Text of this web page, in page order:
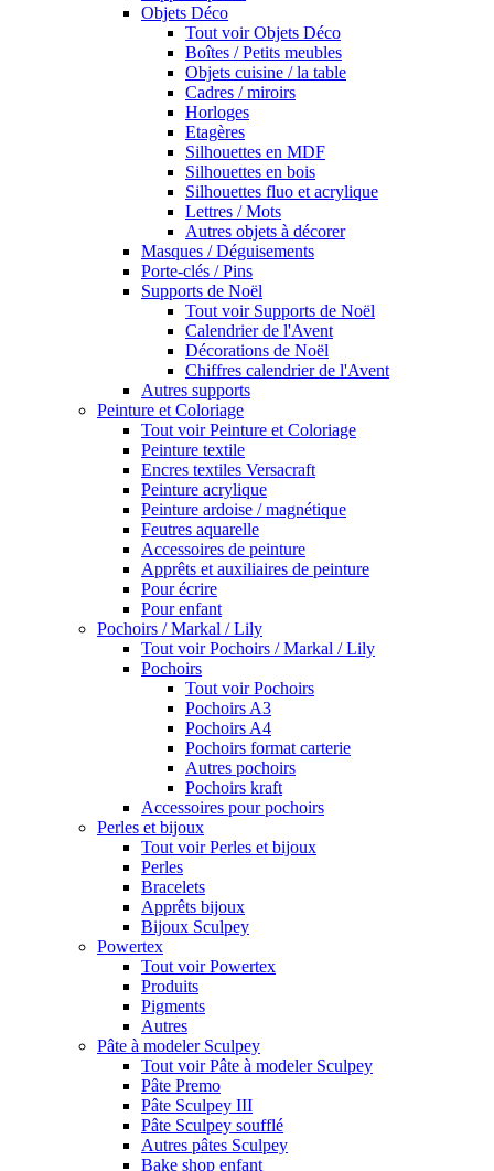
Objets Déco
Tout voir Objets Déco
Boîtes / Petits meubles
Objets cuisine / la table
Cadres / miroirs
Horloges
Etagères
Silhouettes en MDF
Silhouettes en bois
Silhouettes fluo et acrylique
Lettres / Mots
Autres objets à décorer
Masques / Déguisements
Porte-clés / Pins
Supports de Noël
Tout voir Supports de Noël
Calendrier de l'Avent
Décorations de Noël
Chiffres calendrier de l'Avent
Autres supports
Peinture et Coloriage
Tout voir Peinture et Coloriage
Peinture textile
Encres textiles Versacraft
Peinture acrylique
Peinture ardoise / magnétique
Feutres aquarelle
Accessoires de peinture
Apprêts et auxiliaires de peinture
Pour écrire
Pour enfant
Pochoirs / Markal / Lily
Tout voir Pochoirs / Markal / Lily
Pochoirs
Tout voir Pochoirs
Pochoirs A3
Pochoirs A4
Pochoirs format carterie
Autres pochoirs
Pochoirs kraft
Accessoires pour pochoirs
Perles et bijoux
Tout voir Perles et bijoux
Perles
Bracelets
Apprêts bijoux
Bijoux Sculpey
Powertex
Tout voir Powertex
Produits
Pigments
Autres
Pâte à modeler Sculpey
Tout voir Pâte à modeler Sculpey
Pâte Premo
Pâte Sculpey III
Pâte Sculpey soufflé
Autres pâtes Sculpey
Bake shop enfant